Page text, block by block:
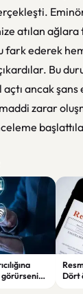
atılan
fark ederek
Bu
açtı ancak
zarar
Dört